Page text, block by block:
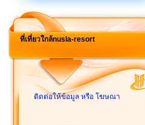
ที่เที่ยวใกล้nusla-resort
ติดต่อให้ข้อมูล หรือ โฆษณา